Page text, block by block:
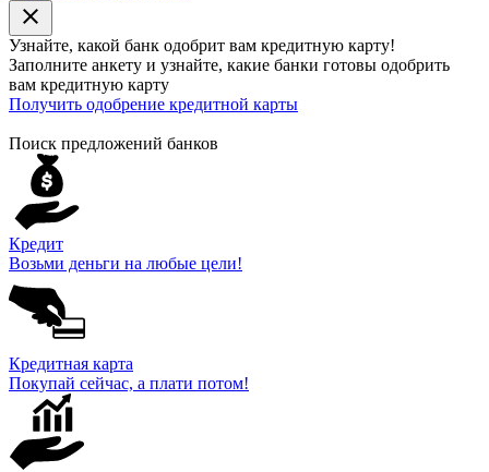
close
Узнайте, какой банк одобрит вам кредитную карту!
Заполните анкету и узнайте, какие банки готовы одобрить
вам кредитную карту
Получить одобрение кредитной карты
Поиск предложений банков
Кредит
Возьми деньги на любые цели!
Кредитная карта
Покупай сейчас, а плати потом!